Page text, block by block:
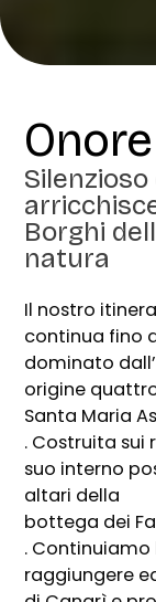
Onore
Borghi
natura
Il nostro
continua fino
dominato
origine
Santa Maria
. Costruita sui
suo interno
altari della
bottega dei
.
raggiungere